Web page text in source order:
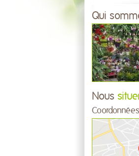
Qui
Nous
Coordonnées